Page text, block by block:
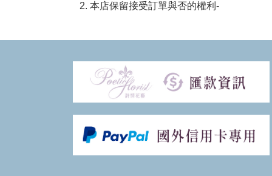
2. 本店保留接受訂單與否的權利-